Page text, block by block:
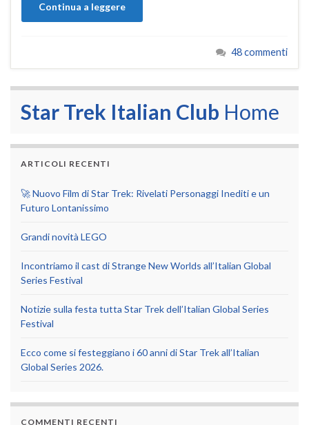
Continua a leggere
48 commenti
Star Trek Italian Club Home
ARTICOLI RECENTI
🚀 Nuovo Film di Star Trek: Rivelati Personaggi Inediti e un
Futuro Lontanissimo
Grandi novità LEGO
Incontriamo il cast di Strange New Worlds all’Italian Global
Series Festival
Notizie sulla festa tutta Star Trek dell’Italian Global Series
Festival
Ecco come si festeggiano i 60 anni di Star Trek all’Italian
Global Series 2026.
COMMENTI RECENTI